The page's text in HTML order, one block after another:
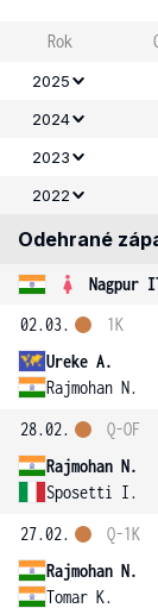
Rok
2025
2024
2023
2022
Odehrané
Nagpur
02.03.
Ureke A.
Rajmohan N.
1K
28.02.
Rajmohan N.
Sposetti I.
Q-OF
27.02.
Rajmohan N.
Tomar K.
Q-1K